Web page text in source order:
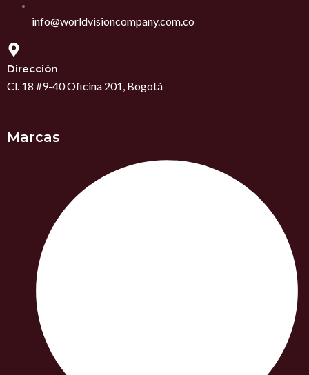
info@worldvisioncompany.com.co
Dirección
Cl. 18 #9-40 Oficina 201, Bogotá
Marcas